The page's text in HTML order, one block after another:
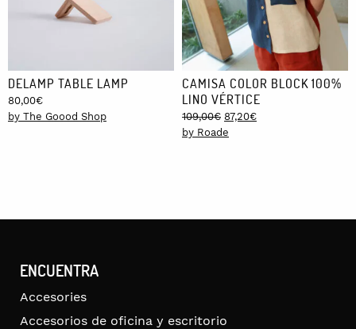
DELAMP TABLE LAMP
80,00€
by The Goood Shop
CAMISA COLOR BLOCK 100%
LINO VÉRTICE
109,00€ Original
price
87,20€Current
by Roade
ENCUENTRA
Accesories
Accesorios de oficina y escritorio